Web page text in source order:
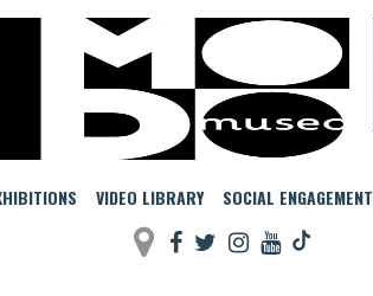
VIDEO LIBRARY SOCIAL ENGAGEMENT